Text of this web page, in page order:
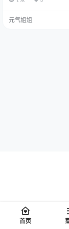
市场呢。 免费套图，
元气姐姐
首页